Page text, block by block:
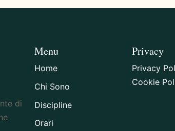
di
Menu
Home
Chi Sono
Discipline
Orari
Privacy
Privacy
Cookie